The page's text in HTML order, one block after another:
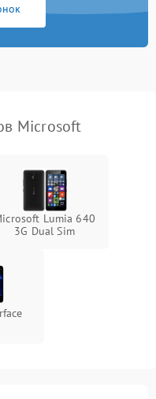
Microsoft
Lumia 640
3G Dual Sim